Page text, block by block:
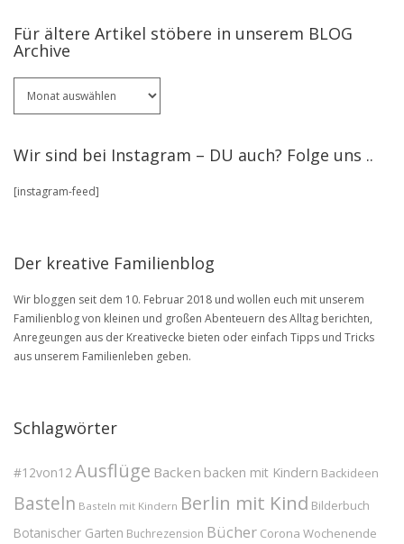
Für ältere Artikel stöbere in unserem BLOG
Archive
ältere
in
BLOG
Wir sind bei Instagram – DU auch? Folge uns ..
[instagram-feed]
Der kreative Familienblog
Wir bloggen seit dem 10. Februar 2018 und wollen euch mit unserem
Familienblog von kleinen und großen Abenteuern des Alltag berichten,
Anregeungen aus der Kreativecke bieten oder einfach Tipps und Tricks
aus unserem Familienleben geben.
Schlagwörter
#12von12 Ausflüge Backen backen mit Kindern Backideen
Basteln Basteln mit Kindern Berlin mit Kind Bilderbuch
Botanischer Garten Buchrezension Bücher Corona Wochenende